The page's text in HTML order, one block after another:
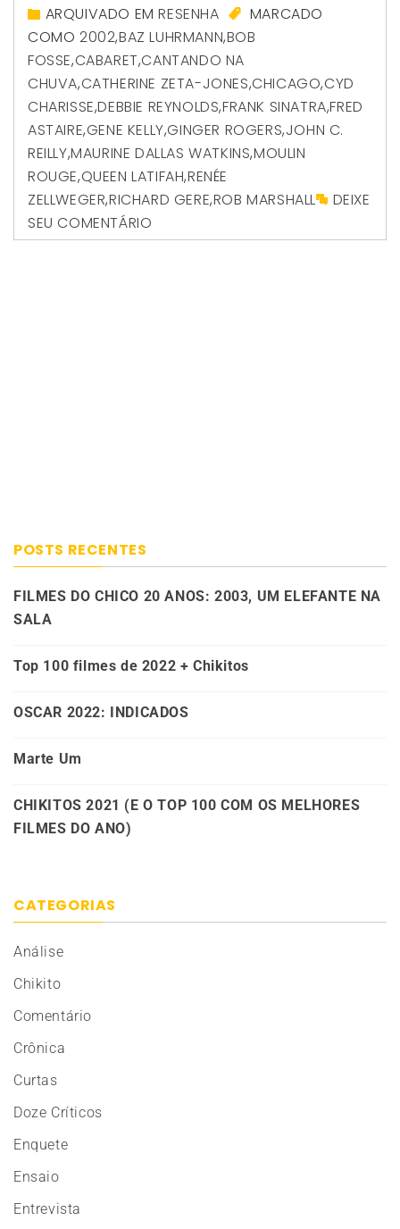
ARQUIVADO EMRESENHA
MARCADO
COMO 2002,BAZ LUHRMANN,BOB
FOSSE,CABARET,CANTANDO NA
CHUVA,CATHERINE ZETA-JONES,CHICAGO,CYD
CHARISSE,DEBBIE REYNOLDS,FRANK SINATRA,FRED
ASTAIRE,GENE KELLY,GINGER ROGERS,JOHN C.
REILLY,MAURINE DALLAS WATKINS,MOULIN
ROUGE,QUEEN LATIFAH,RENÉE
ZELLWEGER,RICHARD GERE,ROB MARSHALL
DEIXE
SEU COMENTÁRIO
POSTS RECENTES
FILMES DO CHICO 20 ANOS: 2003, UM ELEFANTE NA
SALA
Top 100 filmes de 2022 + Chikitos
OSCAR 2022: INDICADOS
Marte Um
CHIKITOS 2021 (E O TOP 100 COM OS MELHORES
FILMES DO ANO)
CATEGORIAS
Análise
Chikito
Comentário
Crônica
Curtas
Doze Críticos
Enquete
Ensaio
Entrevista